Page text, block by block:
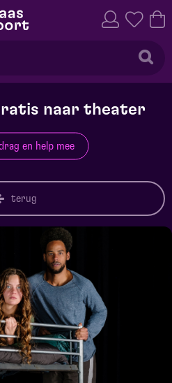
naar theater
en help mee
terug